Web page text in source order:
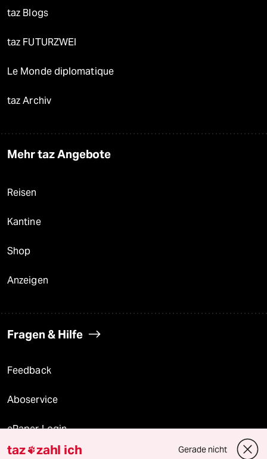
taz Blogs
taz FUTURZWEI
Le Monde diplomatique
taz Archiv
Mehr taz Angebote
Reisen
Kantine
Shop
Anzeigen
Fragen & Hilfe
Feedback
Aboservice
ePaper Login
taz zahl ich Gerade nicht